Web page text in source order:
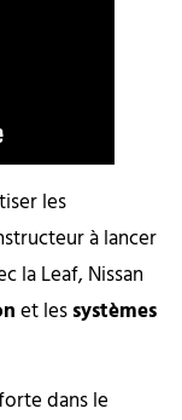
les
à lancer
la Leaf, Nissan
et lessystèmes
dans le